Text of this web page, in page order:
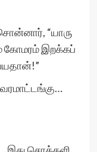
“யாரு
கோமரம் இறக்கப்
வரமாட்டங்கு…